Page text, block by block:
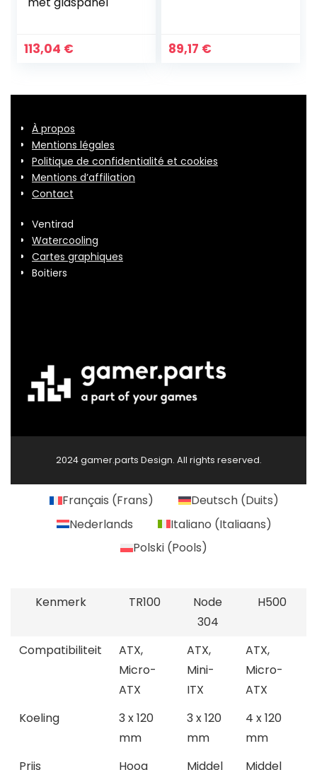
113,04 € 89,17 €
À propos
Mentions légales
Politique de confidentialité et cookies
Mentions d’affiliation
Contact
Ventirad
Watercooling
Cartes graphiques
Boitiers
2024 gamer.parts Design. All rights reserved.
Français (Frans) Deutsch(Duits)
Nederlands
Italiano (Italiaans)
Polski (Pools)
Kenmerk TR100
Node
304
H500
Compatibiliteit
ATX,
Micro-
ATX
ATX,
Mini-
ITX
ATX,
Micro-
ATX
Koeling
3 x 120
mm
3 x 120
mm
4 x 120
mm
Prijs
Hoog Middel Middel